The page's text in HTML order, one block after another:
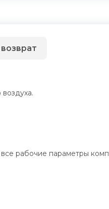
рабочие параметры